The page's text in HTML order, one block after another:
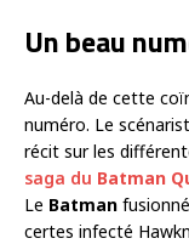
Un beau
Au-delà de cette
numéro. Le
récit sur les
saga du Batman
Le Batman
certes infecté